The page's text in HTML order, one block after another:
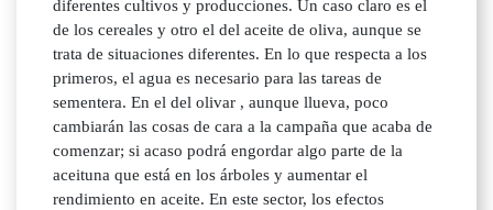
diferentes cultivos y producciones. Un caso claro es el
de los cereales y otro el del aceite de oliva, aunque se
trata de situaciones diferentes. En lo que respecta a los
primeros, el agua es necesario para las tareas de
sementera. En el del olivar , aunque llueva, poco
cambiarán las cosas de cara a la campaña que acaba de
comenzar; si acaso podrá engordar algo parte de la
aceituna que está en los árboles y aumentar el
rendimiento en aceite. En este sector, los efectos